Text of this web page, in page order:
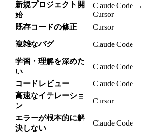
新規プロジェクト開
始
Claude Code →
Cursor
既存コードの修正
Cursor
複雑なバグ Claude Code
学習・理解を深めた
い
Claude Code
コードレビュー Claude Code
高速なイテレーショ
ン
Cursor
エラーが根本的に解
決しない
Claude Code